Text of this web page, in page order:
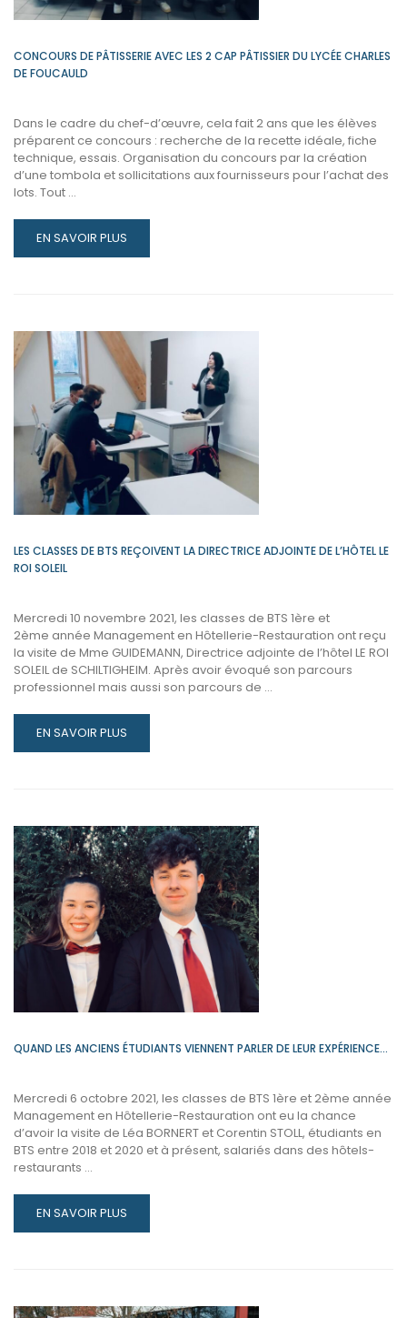
CONCOURS DE PÂTISSERIE AVEC LES 2 CAP PÂTISSIER DU LYCÉE CHARLES
DE FOUCAULD
Dans le cadre du chef-d’œuvre, cela fait 2 ans que les élèves
préparent ce concours : recherche de la recette idéale, fiche
technique, essais. Organisation du concours par la création
d’une tombola et sollicitations aux fournisseurs pour l’achat des
lots. Tout …
READ
MORE
PÂTISSERIE
AVEC
LES
CAP
PÂTISSIER
DU
LYCÉE
CHARLES
DE
FOUCAULD
EN SAVOIR PLUS
LES CLASSES DE BTS REÇOIVENT LA DIRECTRICE ADJOINTE DE L’HÔTEL LE
ROI SOLEIL
Mercredi 10 novembre 2021, les classes de BTS 1ère et
2ème année Management en Hôtellerie-Restauration ont reçu
la visite de Mme GUIDEMANN, Directrice adjointe de l’hôtel LE ROI
SOLEIL de SCHILTIGHEIM. Après avoir évoqué son parcours
professionnel mais aussi son parcours de …
READ
MORE
DE
BTS
REÇOIVENT
LA
DIRECTRICE
ADJOINTE
DE
L’HÔTEL
EN SAVOIR PLUS
QUAND LES ANCIENS ÉTUDIANTS VIENNENT PARLER DE LEUR EXPÉRIENCE…
Mercredi 6 octobre 2021, les classes de BTS 1ère et 2ème année
Management en Hôtellerie-Restauration ont eu la chance
d’avoir la visite de Léa BORNERT et Corentin STOLL, étudiants en
BTS entre 2018 et 2020 et à présent, salariés dans des hôtels-
restaurants …
READ
MORE
ANCIENS
EN SAVOIR PLUS